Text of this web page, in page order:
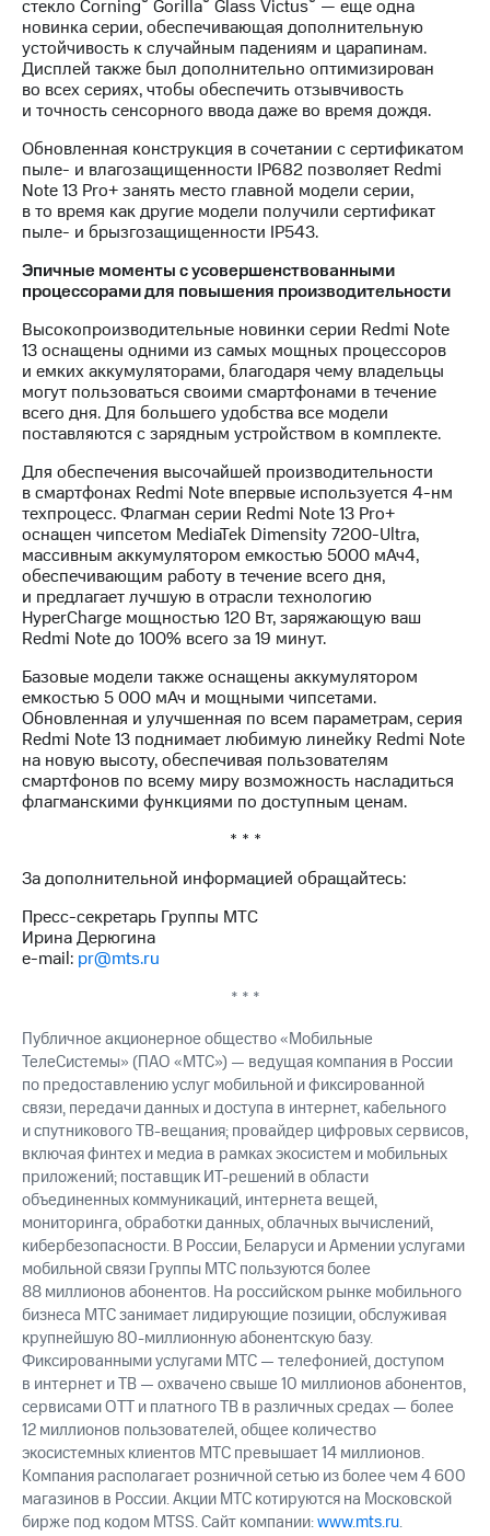
стекло Corning Gorilla Glass Victus — еще одна
новинка серии, обеспечивающая дополнительную
устойчивость к случайным падениям и царапинам.
Дисплей также был дополнительно оптимизирован
во всех сериях, чтобы обеспечить отзывчивость
и точность сенсорного ввода даже во время дождя.
Обновленная конструкция в сочетании с сертификатом
пыле- и влагозащищенности IP682 позволяет Redmi
Note 13 Pro+ занять место главной модели серии,
в то время как другие модели получили сертификат
пыле- и брызгозащищенности IP543.
Эпичные моменты с усовершенствованными
процессорами для повышения производительности
Высокопроизводительные новинки серии Redmi Note
13 оснащены одними из самых мощных процессоров
и емких аккумуляторами, благодаря чему владельцы
могут пользоваться своими смартфонами в течение
всего дня. Для большего удобства все модели
поставляются с зарядным устройством в комплекте.
Для обеспечения высочайшей производительности
в смартфонах Redmi Note впервые используется 4-нм
техпроцесс. Флагман серии Redmi Note 13 Pro+
оснащен чипсетом MediaTek Dimensity 7200-Ultra,
массивным аккумулятором емкостью 5000 мАч4,
обеспечивающим работу в течение всего дня,
и предлагает лучшую в отрасли технологию
HyperCharge мощностью 120 Вт, заряжающую ваш
Redmi Note до 100% всего за 19 минут.
Базовые модели также оснащены аккумулятором
емкостью 5 000 мАч и мощными чипсетами.
Обновленная и улучшенная по всем параметрам, серия
Redmi Note 13 поднимает любимую линейку Redmi Note
на новую высоту, обеспечивая пользователям
смартфонов по всему миру возможность насладиться
флагманскими функциями по доступным ценам.
* * *
За дополнительной информацией обращайтесь:
Пресс-секретарь Группы МТС
Ирина Дерюгина
e-mail: pr@mts.ru
* * *
Публичное акционерное общество «Мобильные
ТелеСистемы» (ПАО «МТС») — ведущая компания в России
по предоставлению услуг мобильной и фиксированной
связи, передачи данных и доступа в интернет, кабельного
и спутникового ТВ-вещания; провайдер цифровых сервисов,
включая финтех и медиа в рамках экосистем и мобильных
приложений; поставщик ИТ-решений в области
объединенных коммуникаций, интернета вещей,
мониторинга, обработки данных, облачных вычислений,
кибербезопасности. В России, Беларуси и Армении услугами
мобильной связи Группы МТС пользуются более
88 миллионов абонентов. На российском рынке мобильного
бизнеса МТС занимает лидирующие позиции, обслуживая
крупнейшую 80-миллионную абонентскую базу.
Фиксированными услугами МТС — телефонией, доступом
в интернет и ТВ — охвачено свыше 10 миллионов абонентов,
сервисами OTT и платного ТВ в различных средах — более
12 миллионов пользователей, общее количество
экосистемных клиентов МТС превышает 14 миллионов.
Компания располагает розничной сетью из более чем 4 600
магазинов в России. Акции МТС котируются на Московской
бирже под кодом MTSS. Сайт компании:www.mts.ru.